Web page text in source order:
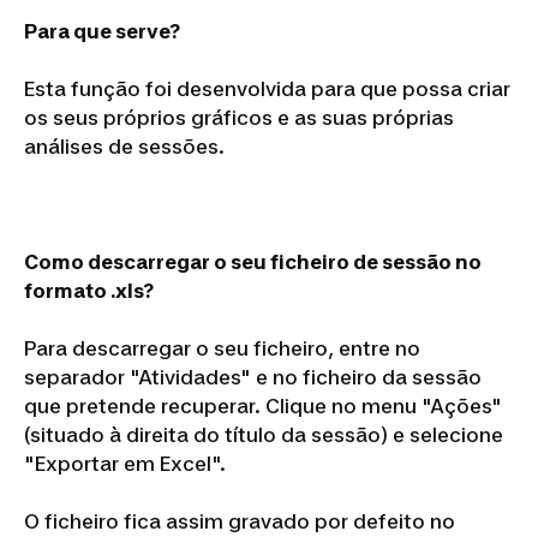
Para que serve?
Esta função foi desenvolvida para que possa criar
os seus próprios gráficos e as suas próprias
análises de sessões.
Como descarregar o seu ficheiro de sessão no
formato .xls?
Para descarregar o seu ficheiro, entre no
separador "Atividades" e no ficheiro da sessão
que pretende recuperar. Clique no menu "Ações"
(situado à direita do título da sessão) e selecione
"Exportar em Excel".
O ficheiro fica assim gravado por defeito no